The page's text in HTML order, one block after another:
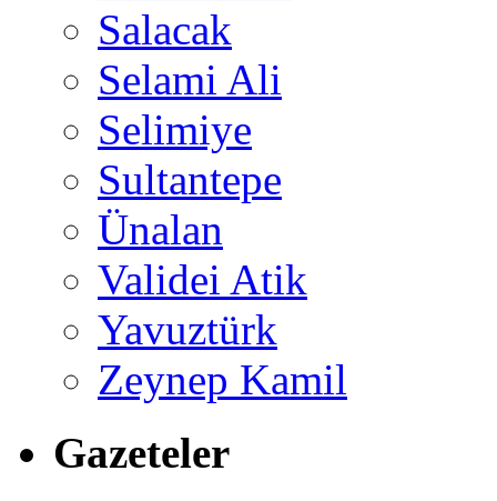
Salacak
Selami Ali
Selimiye
Sultantepe
Ünalan
Validei Atik
Yavuztürk
Zeynep Kamil
Gazeteler